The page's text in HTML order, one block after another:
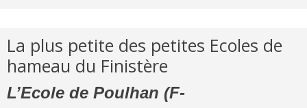
La plus petite des petites Ecoles de
hameau du Finistère
L’Ecole de Poulhan (F-